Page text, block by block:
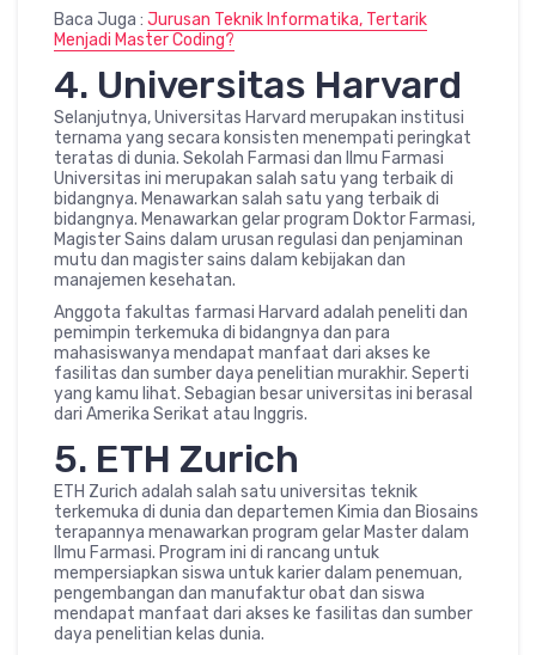
Baca Juga : Jurusan Teknik Informatika, Tertarik
Menjadi Master Coding?
4. Universitas Harvard
Selanjutnya, Universitas Harvard merupakan institusi
ternama yang secara konsisten menempati peringkat
teratas di dunia. Sekolah Farmasi dan Ilmu Farmasi
Universitas ini merupakan salah satu yang terbaik di
bidangnya. Menawarkan salah satu yang terbaik di
bidangnya. Menawarkan gelar program Doktor Farmasi,
Magister Sains dalam urusan regulasi dan penjaminan
mutu dan magister sains dalam kebijakan dan
manajemen kesehatan.
Anggota fakultas farmasi Harvard adalah peneliti dan
pemimpin terkemuka di bidangnya dan para
mahasiswanya mendapat manfaat dari akses ke
fasilitas dan sumber daya penelitian murakhir. Seperti
yang kamu lihat. Sebagian besar universitas ini berasal
dari Amerika Serikat atau Inggris.
5. ETH Zurich
ETH Zurich adalah salah satu universitas teknik
terkemuka di dunia dan departemen Kimia dan Biosains
terapannya menawarkan program gelar Master dalam
Ilmu Farmasi. Program ini di rancang untuk
mempersiapkan siswa untuk karier dalam penemuan,
pengembangan dan manufaktur obat dan siswa
mendapat manfaat dari akses ke fasilitas dan sumber
daya penelitian kelas dunia.